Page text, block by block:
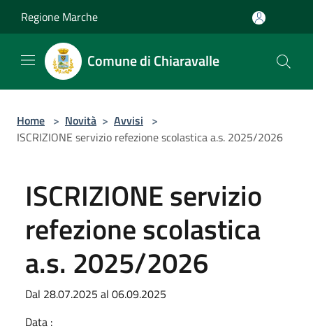
Regione Marche
Comune di Chiaravalle
Home > Novità > Avvisi >
ISCRIZIONE servizio refezione scolastica a.s. 2025/2026
ISCRIZIONE servizio
refezione scolastica
a.s. 2025/2026
Dal 28.07.2025 al 06.09.2025
Data :